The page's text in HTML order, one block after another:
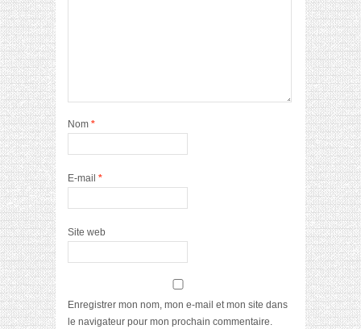
Nom *
E-mail *
Site web
Enregistrer mon nom, mon e-mail et mon site dans
le navigateur pour mon prochain commentaire.